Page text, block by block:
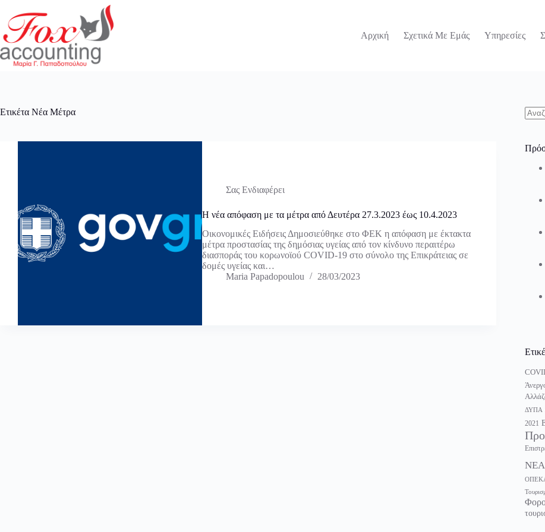
στο
περιεχόμενο
Αρχική
Σχετικά Με Εμάς Υπηρεσίες
Ετικέτα Νέα Μέτρα
Σας Ενδιαφέρει
Η νέα απόφαση με τα μέτρα από Δευτέρα 27.3.2023 έως 10.4.2023
Οικονομικές Ειδήσεις Δημοσιεύθηκε στο ΦΕΚ η απόφαση με έκτακτα
μέτρα προστασίας της δημόσιας υγείας από τον κίνδυνο περαιτέρω
διασποράς του κορωνοϊού COVID-19 στο σύνολο της Επικράτειας σε
δομές υγείας και…
Maria Papadopoulou
28/03/2023
ΔΥΠΑ
2021
ΝΕΑ